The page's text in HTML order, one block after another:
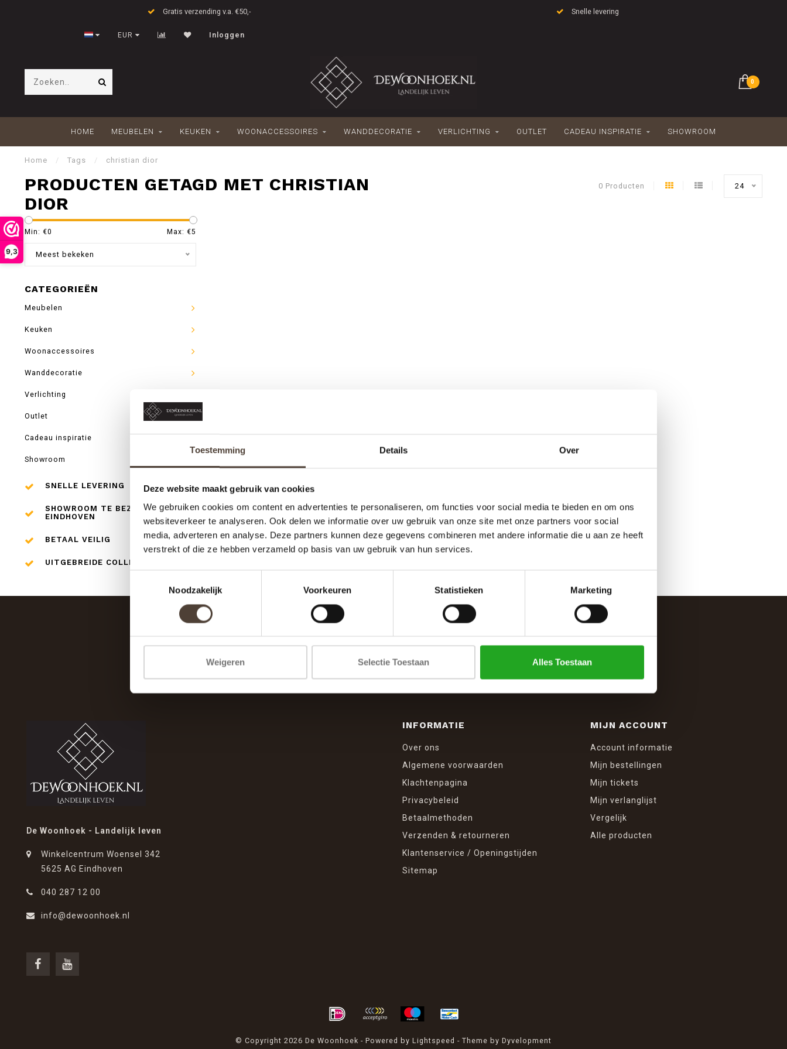
Toestemming Details Over
Deze website maakt gebruik van cookies
We gebruiken cookies om content en advertenties te personaliseren, om functies voor social media te bieden en om ons
websiteverkeer te analyseren. Ook delen we informatie over uw gebruik van onze site met onze partners voor social
media, adverteren en analyse. Deze partners kunnen deze gegevens combineren met andere informatie die u aan ze heeft
verstrekt of die ze hebben verzameld op basis van uw gebruik van hun services.
Noodzakelijk
Voorkeuren Statistieken Marketing
Weigeren Selectie Toestaan Alles Toestaan
9,3
Gratis verzending v.a. €50,- Snelle levering
EUR Inloggen
0
HOME MEUBELEN KEUKEN WOONACCESSOIRES WANDDECORATIE VERLICHTING OUTLET CADEAU INSPIRATIE SHOWROOM
Home / Tags / christian dior
PRODUCTEN GETAGD MET CHRISTIAN
DIOR
0 Producten 24
Min: €0 Max: €5
Meest bekeken
CATEGORIEËN
Meubelen
Keuken
Woonaccessoires
Wanddecoratie
Verlichting
Outlet
Cadeau inspiratie
Showroom
SNELLE LEVERING
SHOWROOM TE BEZOEKEN IN
EINDHOVEN
BETAAL VEILIG
UITGEBREIDE COLLECTIE
SCHRIJF JE IN VOOR DE NIEUWSBRIEF
De Woonhoek - Landelijk leven
Winkelcentrum Woensel 342
5625 AG Eindhoven
040 287 12 00
info@dewoonhoek.nl
INFORMATIE
Over ons
Algemene voorwaarden
Klachtenpagina
Privacybeleid
Betaalmethoden
Verzenden & retourneren
Klantenservice / Openingstijden
Sitemap
MIJN ACCOUNT
Account informatie
Mijn bestellingen
Mijn tickets
Mijn verlanglijst
Vergelijk
Alle producten
© Copyright 2026 De Woonhoek - Powered by Lightspeed - Theme by Dyvelopment